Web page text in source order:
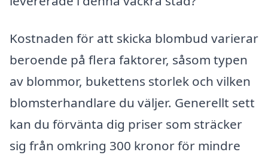
Kostnaden för att skicka blombud varierar
beroende på flera faktorer, såsom typen
av blommor, bukettens storlek och vilken
blomsterhandlare du väljer. Generellt sett
kan du förvänta dig priser som sträcker
sig från omkring 300 kronor för mindre